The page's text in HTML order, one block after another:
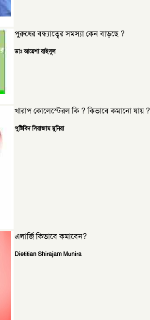
পুরুষের বন্ধ্যাত্বের সমস্যা কেন বাড়ছে ?
ডাঃ আয়েশা রাইসুল
খারাপ কোলেস্টেরল কি ? কিভাবে কমানো যায় ?
পুষ্টিবিদ সিরাজাম মুনিরা
এলার্জি কিভাবে কমাবেন?
Dietitian Shirajam Munira